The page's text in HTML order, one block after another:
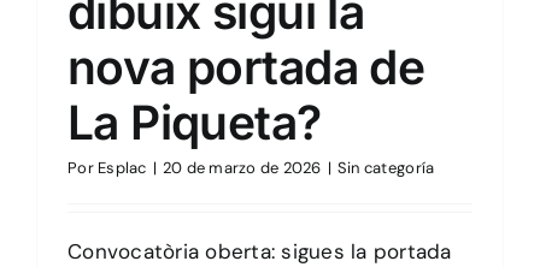
dibuix sigui la
nova portada de
La Piqueta?
Por Esplac | 20 de marzo de 2026 | Sin categoría
Convocatòria oberta: sigues la portada